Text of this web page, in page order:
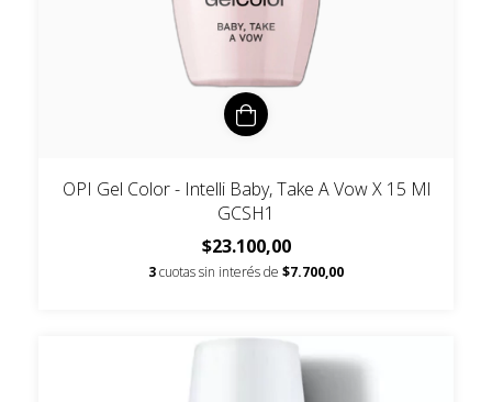
OPI Gel Color - Intelli Baby, Take A Vow X 15 Ml
GCSH1
$23.100,00
3cuotas sin interés de $7.700,00